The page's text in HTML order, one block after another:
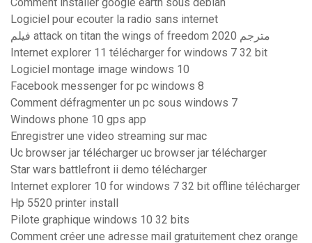
Comment installer google earth sous debian
Logiciel pour ecouter la radio sans internet
فيلم attack on titan the wings of freedom 2020 مترجم
Internet explorer 11 télécharger for windows 7 32 bit
Logiciel montage image windows 10
Facebook messenger for pc windows 8
Comment défragmenter un pc sous windows 7
Windows phone 10 gps app
Enregistrer une video streaming sur mac
Uc browser jar télécharger uc browser jar télécharger
Star wars battlefront ii demo télécharger
Internet explorer 10 for windows 7 32 bit offline télécharger
Hp 5520 printer install
Pilote graphique windows 10 32 bits
Comment créer une adresse mail gratuitement chez orange